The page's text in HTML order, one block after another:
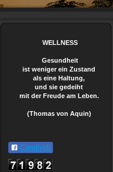
WELLNESS
Gesundheit
ist weniger ein Zustand
als eine Haltung,
und sie gedeiht
mit der Freude am Leben.
(Thomas von Aquin)
Condividi